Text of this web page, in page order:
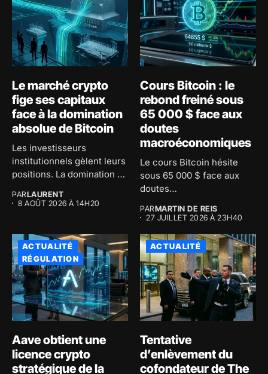
Le marché crypto
fige ses capitaux
face à la domination
absolue de Bitcoin
Les investisseurs
institutionnels gèlent leurs
positions. La domination de
PARLAURENT
8 AOÛT 2026 À 14H20
Cours Bitcoin : le
rebond freiné sous
65 000 $ face aux
doutes
macroéconomiques
Le cours Bitcoin hésite
sous 65 000 $ face aux
doutes
PARMARTIN DE REIS
27 JUILLET 2026 À 23H40
ACTUALITÉ
RÉGULATION
Aave obtient une
licence crypto
stratégique de la
ACTUALITÉ
Tentative
d’enlèvement du
cofondateur de The